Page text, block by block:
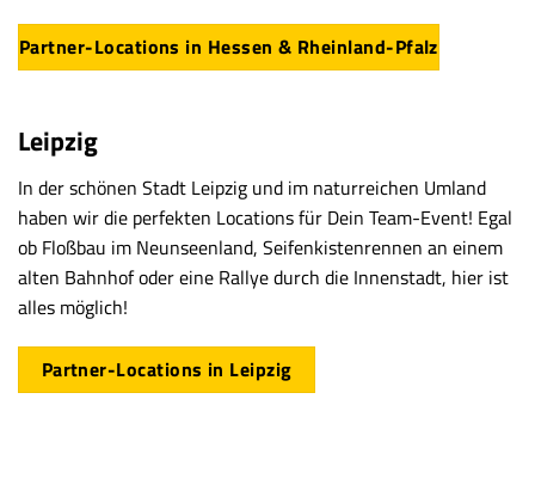
Partner-Locations in Hessen & Rheinland-Pfalz
Leipzig
In der schönen Stadt Leipzig und im naturreichen Umland
haben wir die perfekten Locations für Dein Team-Event! Egal
ob Floßbau im Neunseenland, Seifenkistenrennen an einem
alten Bahnhof oder eine Rallye durch die Innenstadt, hier ist
alles möglich!
Partner-Locations in Leipzig